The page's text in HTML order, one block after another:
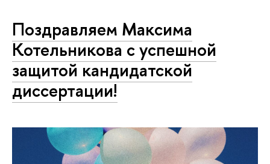
Поздравляем Максима
Котельникова с успешной
защитой кандидатской
диссертации!